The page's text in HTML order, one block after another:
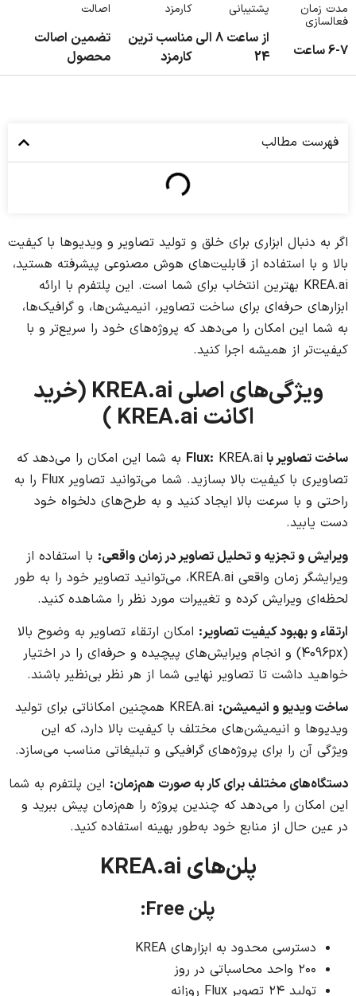
مدت زمان
فعالسازی
6-7 ساعت
پشتیبانی
از ساعت 8 الی
24
کارمزد
مناسب ترین
کارمزد
اصالت
تضمین اصالت
محصول
اگر به دنبال ابزاری برای خلق و تولید تصاویر و ویدیوها با کیفیت
بالا و با استفاده از قابلیت‌های هوش مصنوعی پیشرفته هستید،
KREA.ai بهترین انتخاب برای شما است. این پلتفرم با ارائه
ابزارهای حرفه‌ای برای ساخت تصاویر، انیمیشن‌ها، و گرافیک‌ها،
به شما این امکان را می‌دهد که پروژه‌های خود را سریع‌تر و با
کیفیت‌تر از همیشه اجرا کنید.
ویژگی‌های اصلی KREA.ai (خرید
اکانت KREA.ai )
ساخت تصاویر با Flux:
KREA.ai به شما این امکان را می‌دهد که
تصاویری با کیفیت بالا بسازید. شما می‌توانید تصاویر Flux را به
راحتی و با سرعت بالا ایجاد کنید و به طرح‌های دلخواه خود
دست یابید.
ویرایش و تجزیه و تحلیل تصاویر در زمان واقعی: با استفاده از
ویرایشگر زمان واقعی KREA.ai، می‌توانید تصاویر خود را به طور
لحظه‌ای ویرایش کرده و تغییرات مورد نظر را مشاهده کنید.
ارتقاء و بهبود کیفیت تصاویر: امکان ارتقاء تصاویر به وضوح بالا
(4096px) و انجام ویرایش‌های پیچیده و حرفه‌ای را در اختیار
خواهید داشت تا تصاویر نهایی شما از هر نظر بی‌نظیر باشند.
ساخت ویدیو و انیمیشن:
KREA.ai همچنین امکاناتی برای تولید
ویدیوها و انیمیشن‌های مختلف با کیفیت بالا دارد، که این
ویژگی آن را برای پروژه‌های گرافیکی و تبلیغاتی مناسب می‌سازد.
دستگاه‌های مختلف برای کار به صورت هم‌زمان: این پلتفرم به شما
این امکان را می‌دهد که چندین پروژه را هم‌زمان پیش ببرید و
در عین حال از منابع خود به‌طور بهینه استفاده کنید.
پلن‌های KREA.ai
پلن Free:
دسترسی محدود به ابزارهای KREA
۲۰۰ واحد محاسباتی در روز
تولید ۲۴ تصویر Flux روزانه
فهرست مطالب